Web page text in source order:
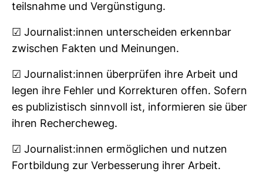
teils­nahme und Ver­güns­ti­gung.
☑ Jour­na­list:innen unter­scheiden erkennbar
zwi­schen Fakten und Mei­nungen.
☑ Jour­na­list:innen über­prüfen ihre Arbeit und
legen ihre Fehler und Kor­rek­turen offen. Sofern
es publi­zis­tisch sinn­voll ist, infor­mieren sie über
ihren Recher­cheweg.
☑ Jour­na­list:innen ermög­li­chen und nutzen
Fort­bil­dung zur Ver­bes­se­rung ihrer Arbeit.